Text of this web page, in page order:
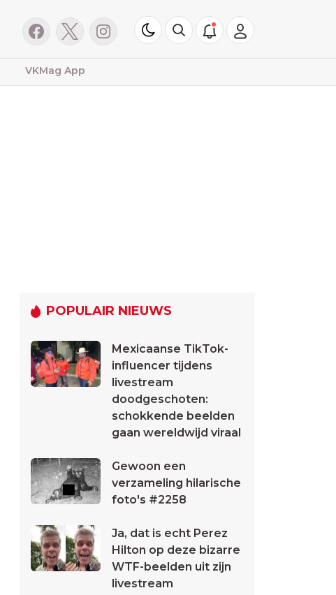
VKMag App
POPULAIR NIEUWS
Mexicaanse TikTok-
influencer tijdens
livestream
doodgeschoten:
schokkende beelden
gaan wereldwijd viraal
Gewoon een
verzameling hilarische
foto's #2258
Ja, dat is echt Perez
Hilton op deze bizarre
WTF-beelden uit zijn
livestream